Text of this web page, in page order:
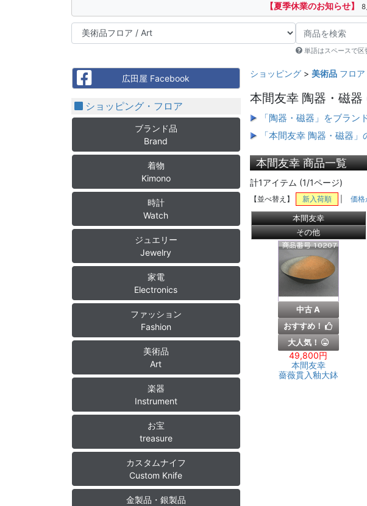
【夏季休業のお知らせ】 8
単語はスペースで
ショッピング> 美術品フロア
本間友幸 陶器・磁器
「陶器・磁器」をブラン
「本間友幸 陶器・磁器
本間友幸 商品一覧
計1アイテム (1/1ページ)
【並べ替え】 新入荷順 価格
本間友幸
その他
中古 A
おすすめ！
大人気！
49,800円
本間友幸
薔薇貫入釉大鉢
Facebook広田屋 Facebook
ショッピング・フロア
ブランド品
Brand
着物
Kimono
時計
Watch
ジュエリー
Jewelry
家電
Electronics
ファッション
Fashion
美術品
Art
楽器
Instrument
お宝
treasure
カスタムナイフ
Custom Knife
金製品・銀製品